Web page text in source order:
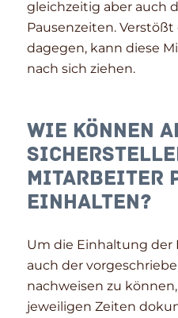
gleichzeitig aber auch
Pausenzeiten.
dagegen, kann diese
nach sich ziehen.
Wie können
Mitarbeiter
einhalten?
Um die Einhaltung der
auch der
nachweisen zu
jeweiligen Zeiten